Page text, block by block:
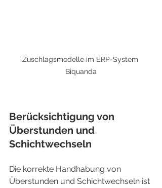
Zuschlagsmodelle im ERP-System
Biquanda
Berücksichtigung von
Überstunden und
Schichtwechseln
Die korrekte Handhabung von
Überstunden und Schichtwechseln ist